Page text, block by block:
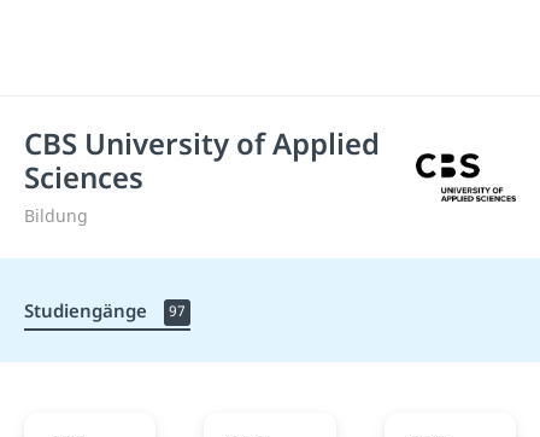
CBS University of Applied
Sciences
Bildung
Studiengänge 97